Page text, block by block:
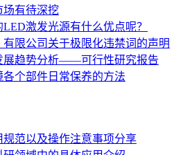
场有待深挖
激发光源有什么优点呢？
限公司关于极限化违禁词的声明
展趋势分析——可行性研究报告
个部件日常保养的方法
范以及操作注意事项分享